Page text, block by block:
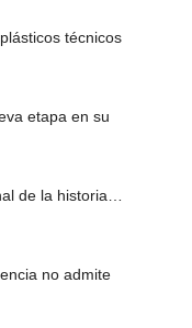
técnicos
etapa en su
de la historia…
no admite